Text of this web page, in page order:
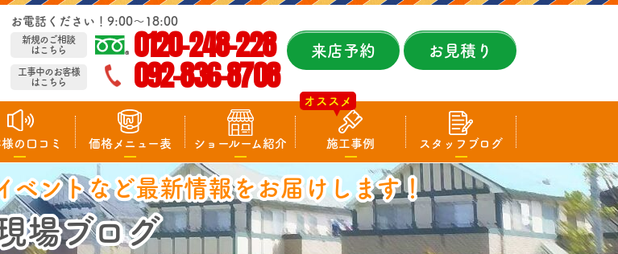
お電話ください！9:00～18:00
新規のご相談
はこちら
0120-248-228
工事中のお客様
はこちら
092-836-8708
来店予約 お見積り
の口コミ 価格メニュー表 ショールーム紹介 施工事例
オススメ
スタッフブログ
ベントなど最新情報をお届けします！
場ブログ